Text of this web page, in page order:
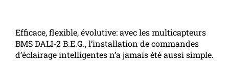
Efficace, flexible, évolutive: avec les multicapteurs
BMS DALI-2 B.E.G., l’installation de commandes
d’éclairage intelligentes n’a jamais été aussi simple.